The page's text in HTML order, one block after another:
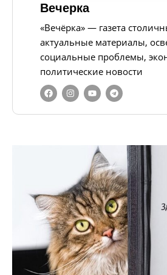
Вечерка
«Вечёрка» — газета
актуальные материалы,
социальные проблемы,
политические новости